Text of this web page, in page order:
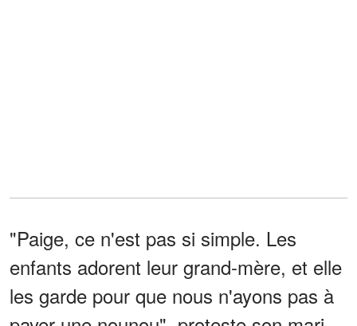
"Paige, ce n'est pas si simple. Les
enfants adorent leur grand-mère, et elle
les garde pour que nous n'ayons pas à